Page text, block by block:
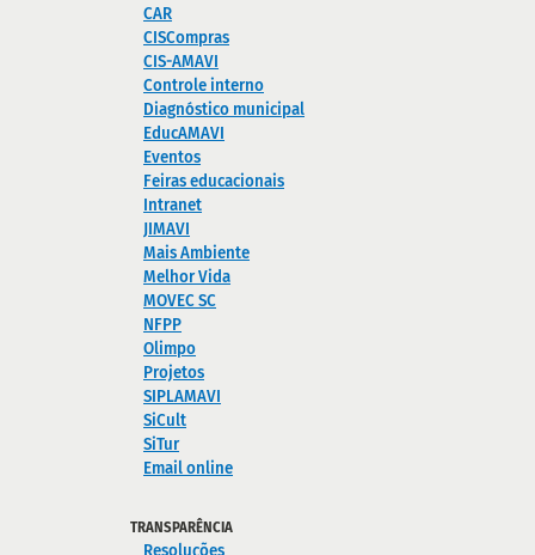
CAR
CISCompras
CIS-AMAVI
Controle interno
Diagnóstico municipal
EducAMAVI
Eventos
Feiras educacionais
Intranet
JIMAVI
Mais Ambiente
Melhor Vida
MOVEC SC
NFPP
Olimpo
Projetos
SIPLAMAVI
SiCult
SiTur
Email online
TRANSPARÊNCIA
Resoluções